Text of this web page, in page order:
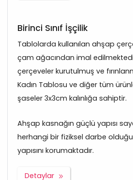
Birinci Sınıf İşçilik
Tablolarda kullanılan ahşap
çam ağacından imal
çerçeveler kurutulmuş ve
Kadın Tablosu ve diğer tüm
şaseler 3x3cm kalınlığa sahiptir.
Ahşap kasnağın güçlü yapısı
herhangi bir fiziksel darbe
yapısını korumaktadır.
Detaylar